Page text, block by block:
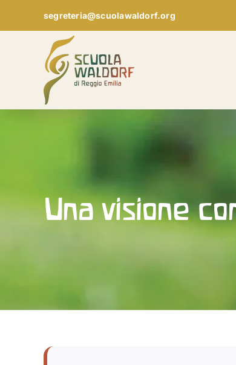
to
segreteria@scuolawaldorf.org
Una visione